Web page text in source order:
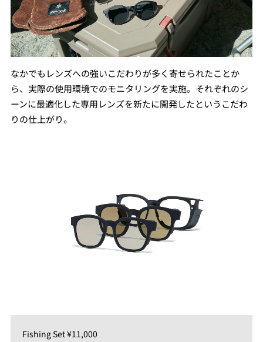
なかでもレンズへの強いこだわりが多く寄せられたことか
ら、実際の使⽤環境でのモニタリングを実施。それぞれのシ
ーンに最適化した専⽤レンズを新たに開発したというこだわ
りの仕上がり。
Fishing Set ¥11,000